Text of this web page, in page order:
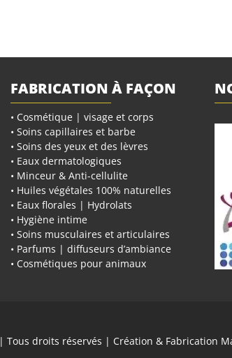
FABRICATION À FAÇON
• Cosmétique | visage et corps
• Soins capillaires et barbe
• Soins des yeux et des lèvres
• Eaux dermatologiques
• Minceur & Anti-cellulite
• Huiles végétales 100% naturelles
• Eaux florales | Hydrolats
• Hygiène intime
• Soins musculaires et articulaires
• Parfums | diffuseurs d’ambiance
• Cosmétiques pour animaux
| Tous droits réservés | Création & Fabrication